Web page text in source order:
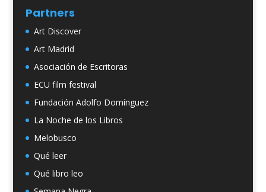
Partners
Art Discover
Art Madrid
Asociación de Escritoras
ECU film festival
Fundación Adolfo Domínguez
La Noche de los Libros
Melobusco
Qué leer
Qué libro leo